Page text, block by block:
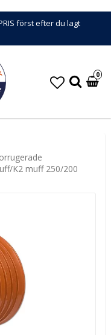
först efter du lagt
0
K2 muff 250/200